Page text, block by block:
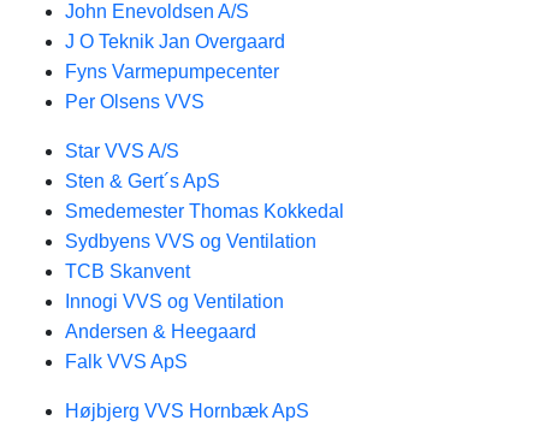
John Enevoldsen A/S
J O Teknik Jan Overgaard
Fyns Varmepumpecenter
Per Olsens VVS
Star VVS A/S
Sten & Gert´s ApS
Smedemester Thomas Kokkedal
Sydbyens VVS og Ventilation
TCB Skanvent
Innogi VVS og Ventilation
Andersen & Heegaard
Falk VVS ApS
Højbjerg VVS Hornbæk ApS